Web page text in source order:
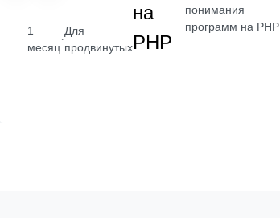
1
месяц
·
Для
продвинутых
на
PHP
понимания
программ на PHP